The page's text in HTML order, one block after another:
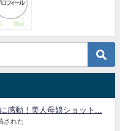
感動！美人母娘ショット...
された